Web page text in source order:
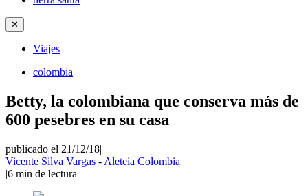
✕
Viajes
colombia
Betty, la colombiana que conserva más de
600 pesebres en su casa
publicado el 21/12/18|
Vicente Silva Vargas - Aleteia Colombia
|6 min de lectura